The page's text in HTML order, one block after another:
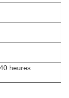
heures